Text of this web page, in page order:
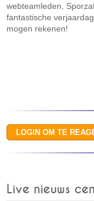
webteamleden,
fantastische
mogen rekenen!
Live nieuws